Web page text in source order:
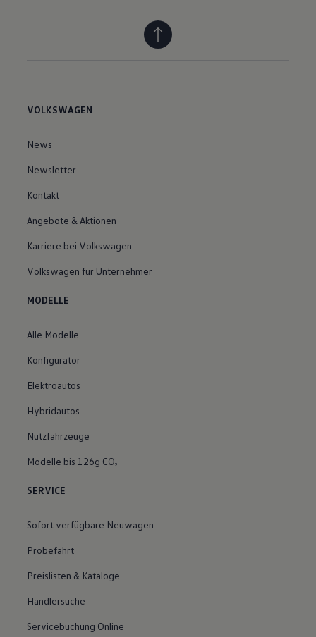
VOLKSWAGEN
News
Newsletter
Kontakt
Angebote & Aktionen
Karriere bei Volkswagen
Volkswagen für Unternehmer
MODELLE
Alle Modelle
Konfigurator
Elektroautos
Hybridautos
Nutzfahrzeuge
Modelle bis 126g CO₂
SERVICE
Sofort verfügbare Neuwagen
Probefahrt
Preislisten & Kataloge
Händlersuche
Servicebuchung Online